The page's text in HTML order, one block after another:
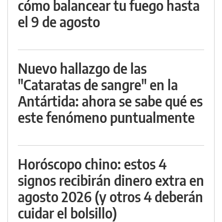
cómo balancear tu fuego hasta
el 9 de agosto
Nuevo hallazgo de las
"Cataratas de sangre" en la
Antártida: ahora se sabe qué es
este fenómeno puntualmente
Horóscopo chino: estos 4
signos recibirán dinero extra en
agosto 2026 (y otros 4 deberán
cuidar el bolsillo)